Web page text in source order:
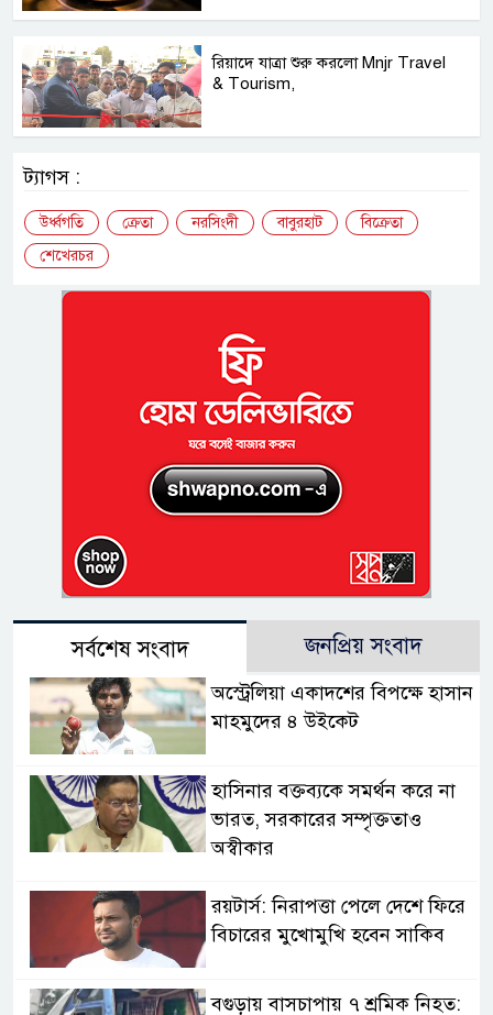
রিয়াদে যাত্রা শুরু করলো Mnjr Travel
& Tourism,
ট্যাগস :
উর্ধ্বগতি ক্রেতা নরসিংদী বাবুরহাট
বিক্রেতা
শেখেরচর
সর্বশেষ সংবাদ জনপ্রিয় সংবাদ
অস্ট্রেলিয়া একাদশের বিপক্ষে হাসান
মাহমুদের ৪ উইকেট
হাসিনার বক্তব্যকে সমর্থন করে না
ভারত, সরকারের সম্পৃক্ততাও
অস্বীকার
রয়টার্স: নিরাপত্তা পেলে দেশে ফিরে
বিচারের মুখোমুখি হবেন সাকিব
বগুড়ায় বাসচাপায় ৭ শ্রমিক নিহত: